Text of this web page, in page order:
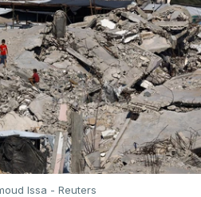
Issa - Reuters